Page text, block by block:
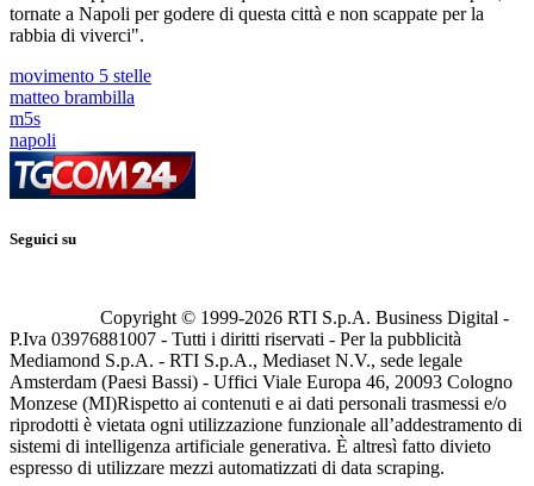
tornate a Napoli per godere di questa città e non scappate per la
rabbia di viverci".
movimento 5 stelle
matteo brambilla
m5s
napoli
Seguici su
Copyright © 1999-2026 RTI S.p.A. Business Digital -
P.Iva 03976881007 - Tutti i diritti riservati - Per la pubblicità
Mediamond S.p.A. - RTI S.p.A., Mediaset N.V., sede legale
Amsterdam (Paesi Bassi) - Uffici Viale Europa 46, 20093 Cologno
Monzese (MI)Rispetto ai contenuti e ai dati personali trasmessi e/o
riprodotti è vietata ogni utilizzazione funzionale all’addestramento di
sistemi di intelligenza artificiale generativa. È altresì fatto divieto
espresso di utilizzare mezzi automatizzati di data scraping.